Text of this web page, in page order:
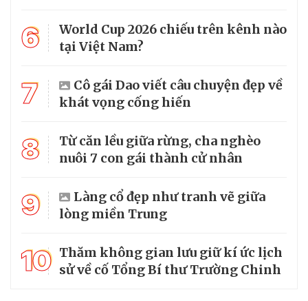
6
World Cup 2026 chiếu trên kênh nào
tại Việt Nam?
7
Cô gái Dao viết câu chuyện đẹp về
khát vọng cống hiến
8
Từ căn lều giữa rừng, cha nghèo
nuôi 7 con gái thành cử nhân
9
Làng cổ đẹp như tranh vẽ giữa
lòng miền Trung
10 Thăm không gian lưu giữ kí ức lịch
sử về cố Tổng Bí thư Trường Chinh